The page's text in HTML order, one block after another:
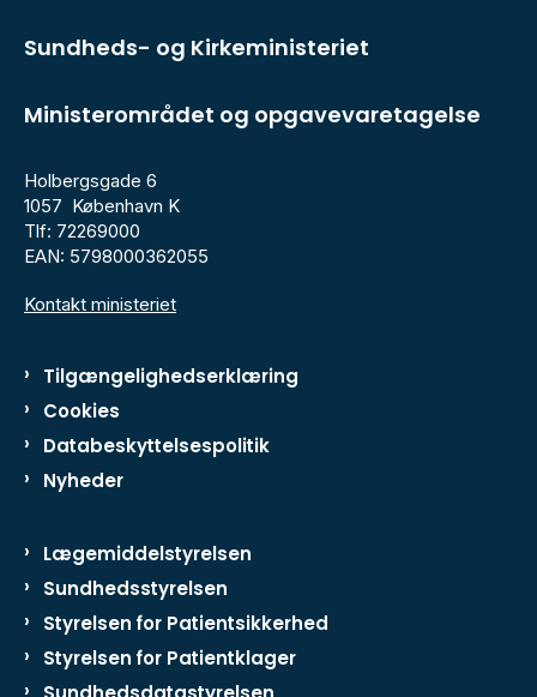
Sundheds- og Kirkeministeriet
Ministerområdet og opgavevaretagelse
Holbergsgade 6
1057 København K
Tlf: 72269000
EAN: 5798000362055
Kontakt ministeriet
Tilgængelighedserklæring
Cookies
Databeskyttelsespolitik
Nyheder
Lægemiddelstyrelsen
Sundhedsstyrelsen
Styrelsen for Patientsikkerhed
Styrelsen for Patientklager